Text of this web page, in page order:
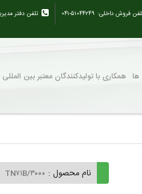
تلفن دفتر فروش داخلی: ۰۴۱-۵۱۰۴۴۲۴۹
ها همکاری با تولیدکنندگان معتبر بین المللی
نام محصول : TN۷۱B/۳۰۰۰